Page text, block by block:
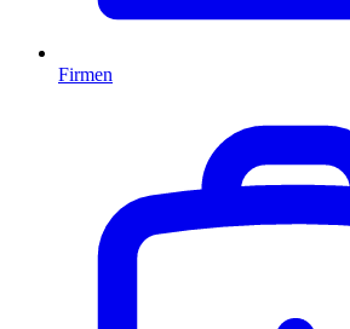
Firmen